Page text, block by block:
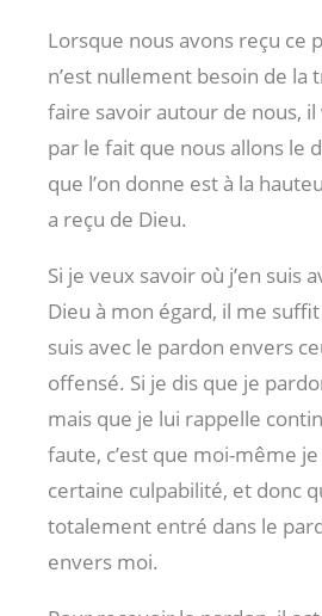
Lorsque nous avons reçu ce
n’est nullement besoin de
faire savoir autour de nous,
par le fait que nous allons le
que l’on donne est à la
a reçu de Dieu.
Si je veux savoir où j’en suis
Dieu à mon égard, il me suffit
suis avec le pardon envers
offensé. Si je dis que je
mais que je lui rappelle
faute, c’est que moi-même
certaine culpabilité, et donc
totalement entré dans le
envers moi.